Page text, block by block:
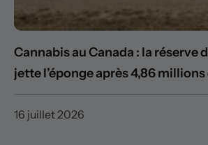
Cannabis au Canada : la réserve
jette l’éponge après 4,86
16 juillet 2026